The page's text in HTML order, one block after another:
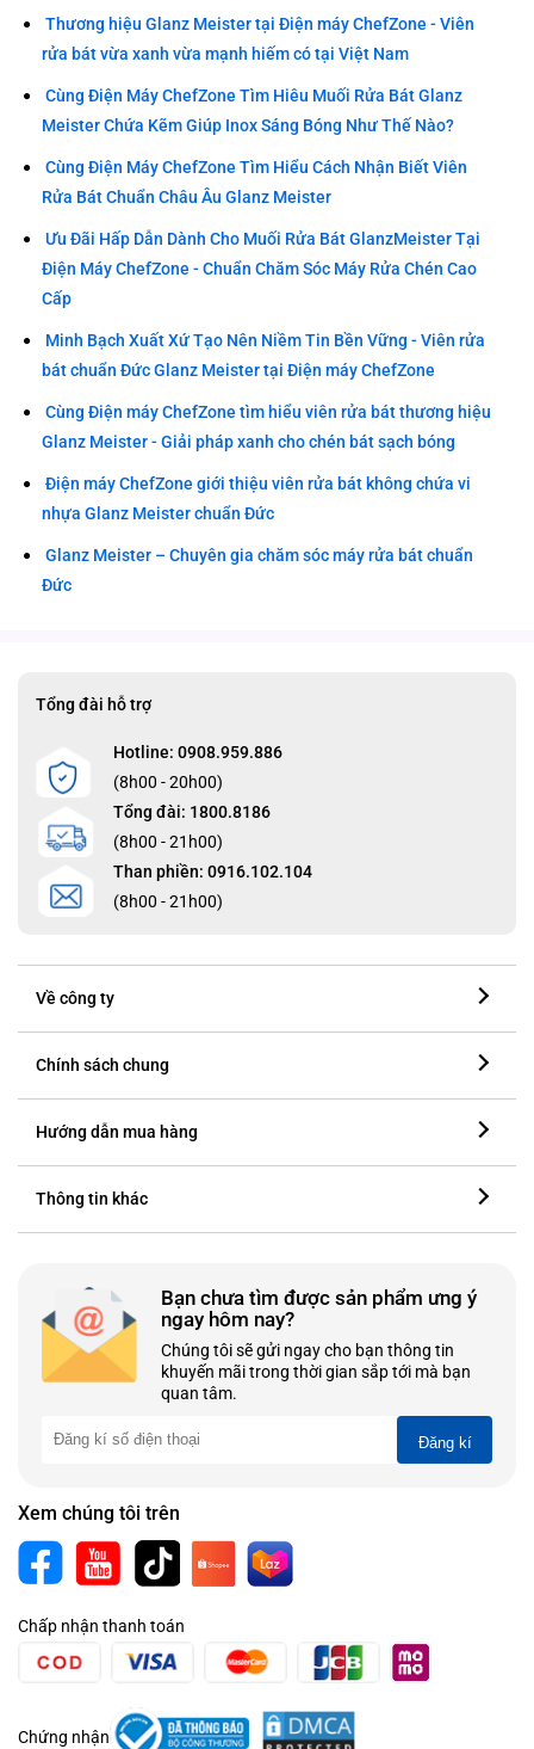
Thương hiệu Glanz Meister tại Điện máy ChefZone - Viên
rửa bát vừa xanh vừa mạnh hiếm có tại Việt Nam
Cùng Điện Máy ChefZone Tìm Hiêu Muối Rửa Bát Glanz
Meister Chứa Kẽm Giúp Inox Sáng Bóng Như Thế Nào?
Cùng Điện Máy ChefZone Tìm Hiểu Cách Nhận Biết Viên
Rửa Bát Chuẩn Châu Âu Glanz Meister
Ưu Đãi Hấp Dẫn Dành Cho Muối Rửa Bát GlanzMeister Tại
Điện Máy ChefZone - Chuẩn Chăm Sóc Máy Rửa Chén Cao
Cấp
Minh Bạch Xuất Xứ Tạo Nên Niềm Tin Bền Vững - Viên rửa
bát chuẩn Đức Glanz Meister tại Điện máy ChefZone
Cùng Điện máy ChefZone tìm hiểu viên rửa bát thương hiệu
Glanz Meister - Giải pháp xanh cho chén bát sạch bóng
Điện máy ChefZone giới thiệu viên rửa bát không chứa vi
nhựa Glanz Meister chuẩn Đức
Glanz Meister – Chuyên gia chăm sóc máy rửa bát chuẩn
Đức
Tổng đài hỗ trợ
Hotline: 0908.959.886
(8h00 - 20h00)
Tổng đài: 1800.8186
(8h00 - 21h00)
Than phiền: 0916.102.104
(8h00 - 21h00)
Về công ty
Chính sách chung
Hướng dẫn mua hàng
Thông tin khác
Bạn chưa tìm được sản phẩm ưng ý
ngay hôm nay?
Chúng tôi sẽ gửi ngay cho bạn thông tin
khuyến mãi trong thời gian sắp tới mà bạn
quan tâm.
Đăng kí
Xem chúng tôi trên
Chấp nhận thanh toán
Chứng nhận